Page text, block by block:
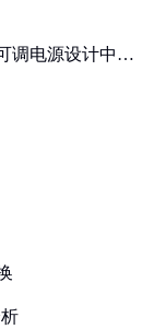
调电源设计中的